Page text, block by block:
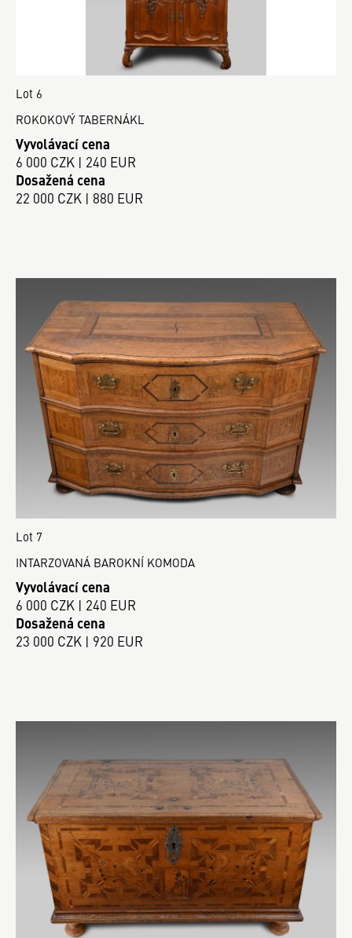
Lot 6
ROKOKOVÝ TABERNÁKL
Vyvolávací cena
6 000 CZK | 240 EUR
Dosažená cena
22 000 CZK | 880 EUR
Lot 7
INTARZOVANÁ BAROKNÍ KOMODA
Vyvolávací cena
6 000 CZK | 240 EUR
Dosažená cena
23 000 CZK | 920 EUR